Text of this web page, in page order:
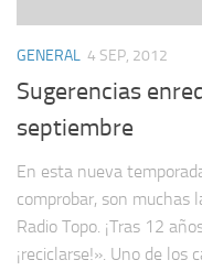
GENERAL 4 SEP, 2012
Sugerencias
septiembre
En esta nueva
comprobar, son muchas
Radio Topo. ¡Tras 12
¡reciclarse!». Uno de los